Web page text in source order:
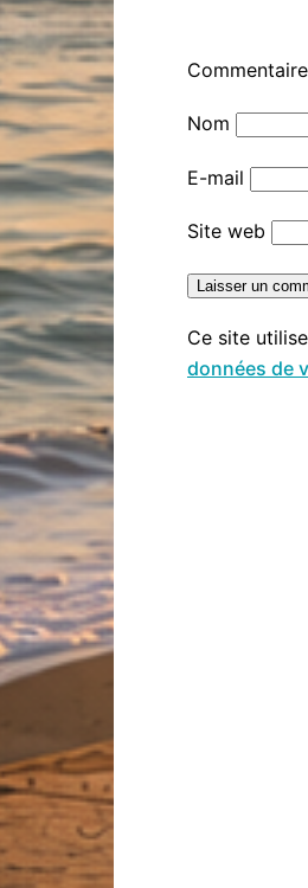
Commentaire
Nom
E-mail
Site web
Ce site
données de